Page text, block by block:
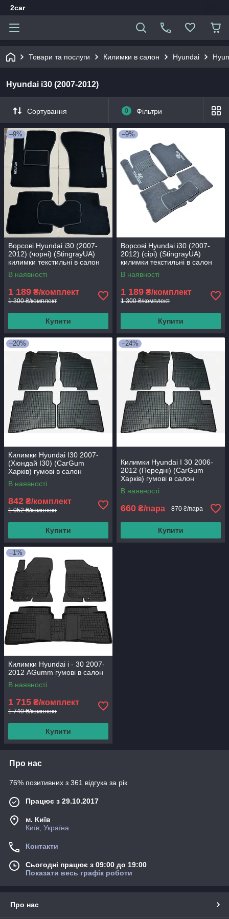
2car
Товари та послуги Килимки в салон Hyundai
Hyundai i30 (2007-2012)
Сортування 0 Фільтри
–9%
Ворсові Hyundai i30 (2007-
2012) (чорні) (StingrayUA)
килимки текстильні в салон
авто
В наявності
1 189 ₴/комплект
1 300 ₴/комплект
Купити
–9%
Ворсові Hyundai i30 (2007-
2012) (сірі) (StingrayUA)
килимки текстильні в салон
авто
В наявності
1 189 ₴/комплект
1 300 ₴/комплект
Купити
–20%
Килимки Hyundai I30 2007-
(Хюндай І30) (CarGum
Харків) гумові в салон
В наявності
842 ₴/комплект
1 052 ₴/комплект
Купити
–24%
Килимки Hyundai I 30 2006-
2012 (Передні) (CarGum
Харків) гумові в салон
В наявності
660 ₴/пара 870 ₴/пара
Купити
–1%
Килимки Hyundai і - 30 2007-
2012 AGumm гумові в салон
В наявності
1 715 ₴/комплект
1 740 ₴/комплект
Купити
Про нас
76% позитивних з 361 відгука за рік
Працює з 29.10.2017
м. Київ
Київ, Україна
Контакти
Сьогодні працює з 09:00 до 19:00
Показати весь графік роботи
Про нас